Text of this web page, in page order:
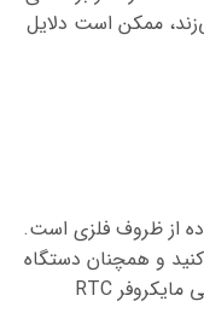
ممکن است دلایل
از ظروف فلزی است.
و همچنان دستگاه
جرقه می‌زند، مایکروفر باید توسط نمایندگی مایکروفر RTC